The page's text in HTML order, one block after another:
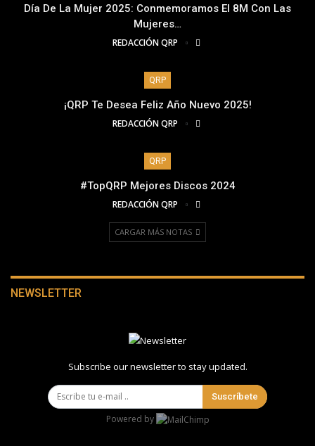
Día De La Mujer 2025: Conmemoramos El 8M Con Las
Mujeres…
REDACCIÓN QRP
QRP
¡QRP Te Desea Feliz Año Nuevo 2025!
REDACCIÓN QRP
QRP
#TopQRP Mejores Discos 2024
REDACCIÓN QRP
CARGAR MÁS NOTAS
NEWSLETTER
Subscribe our newsletter to stay updated.
Suscríbete
Powered by